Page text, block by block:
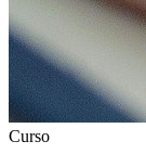
Curso